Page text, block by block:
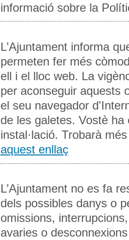
informació sobre la
L’Ajuntament informa
permeten fer més
ell i el lloc web. La
per aconseguir aquests
el seu navegador
de les galetes. Vostè
instal·lació. Trobarà
aquest enllaç
L’Ajuntament no es fa
dels possibles danys o
omissions,
avaries o